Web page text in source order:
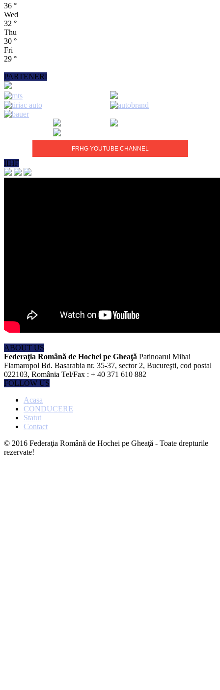
36 °
Wed
32 °
Thu
30 °
Fri
29 °
PARTENERI
FRHG YOUTUBE CHANNEL
IIHF
ABOUT US
Federaţia Română de Hochei pe Gheaţă Patinoarul Mihai
Flamaropol Bd. Basarabia nr. 35-37, sector 2, Bucureşti, cod postal
022103, România Tel/Fax : + 40 371 610 882
FOLLOW US
Acasa
CONDUCERE
Statut
Contact
© 2016 Federaţia Română de Hochei pe Gheaţă - Toate drepturile
rezervate!